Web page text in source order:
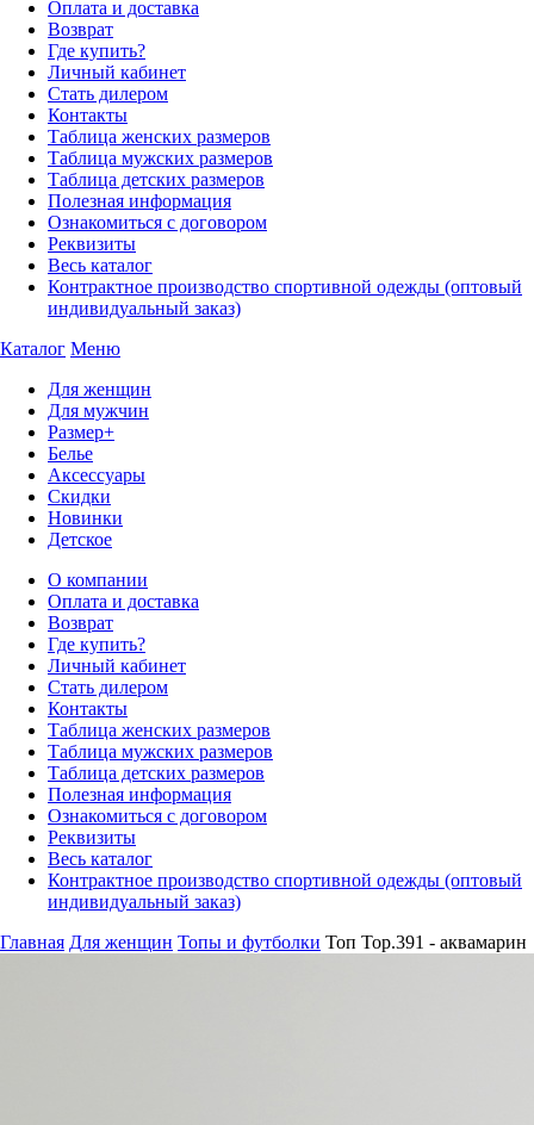
Оплата и доставка
Возврат
Где купить?
Личный кабинет
Стать дилером
Контакты
Таблица женских размеров
Таблица мужских размеров
Таблица детских размеров
Полезная информация
Ознакомиться с договором
Реквизиты
Весь каталог
Контрактное производство спортивной одежды (оптовый
индивидуальный заказ)
Каталог Меню
Для женщин
Для мужчин
Размер+
Белье
Аксессуары
Скидки
Новинки
Детское
О компании
Оплата и доставка
Возврат
Где купить?
Личный кабинет
Стать дилером
Контакты
Таблица женских размеров
Таблица мужских размеров
Таблица детских размеров
Полезная информация
Ознакомиться с договором
Реквизиты
Весь каталог
Контрактное производство спортивной одежды (оптовый
индивидуальный заказ)
Главная Для женщин Топы и футболки Топ Top.391 - аквамарин